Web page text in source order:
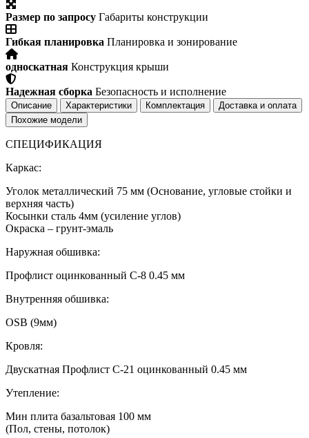
Размер по запросу Габариты конструкции
Гибкая планировка Планировка и зонирование
односкатная Конструкция крыши
Надежная сборка Безопасность и исполнение
Описание Характеристики Комплектация
Доставка и оплата
Похожие модели
СПЕЦИФИКАЦИЯ
Каркас:
Уголок металлический 75 мм (Основание, угловые стойки и
верхняя часть)
Косынки сталь 4мм (усиление углов)
Окраска – грунт-эмаль
Наружная обшивка:
Профлист оцинкованный С-8 0.45 мм
Внутренняя обшивка:
OSB (9мм)
Кровля:
Двускатная Профлист С-21 оцинкованный 0.45 мм
Утепление:
Мин плита базальтовая 100 мм
(Пол, стены, потолок)